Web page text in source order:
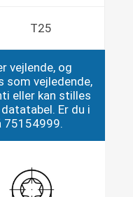
T25
vejlende, og
som vejledende,
eller kan stilles
Er du i
75154999.